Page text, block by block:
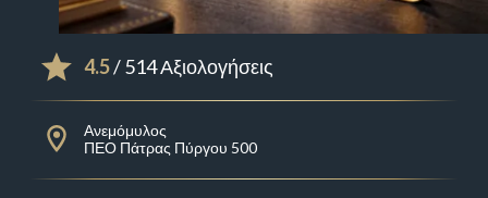
4.5/ 514 Αξιολογήσεις
Ανεμόμυλος
ΠΕΟ Πάτρας Πύργου 500